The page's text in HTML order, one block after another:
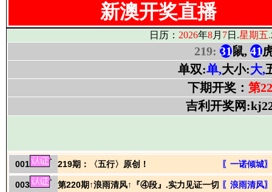
新澳开奖直播
001 219期：〈五行〉原创！ 〖一诺倾城〗
003 第220期↑浪雨清风↑『④段』.实力见证一切 〖浪雨清风〗